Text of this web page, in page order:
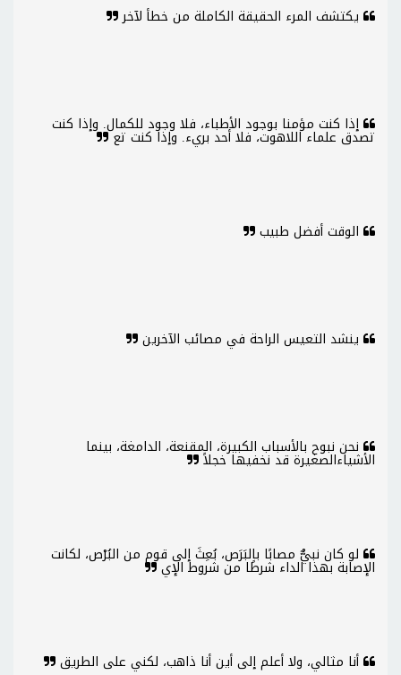
يكتشف المرء الحقيقة الكاملة من خطأ لآخر
إذا كنت مؤمنا بوجود الأطباء، فلا وجود للكمال. وإذا كنت
تصدق علماء اللاهوت، فلا أحد بريء. وإذا كنت تع
الوقت أفضل طبيب
ينشد التعيس الراحة في مصائب الآخرين
نحن نبوح بالأسباب الكبيرة، المقنعة، الدامغة، بينما
الأشياءالصغيرة قد نخفيها خجلاً
لو كان نبيٌّ مصابًا بالبَرَص، بُعِثَ إلى قوم من البُرْص، لكانت
الإصابة بهذا الداء شرطًا من شروط الإي
أنا مثالي، ولا أعلم إلى أين أنا ذاهب، لكني على الطريق